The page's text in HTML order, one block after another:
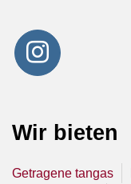
Wir bieten
Getragene tangas